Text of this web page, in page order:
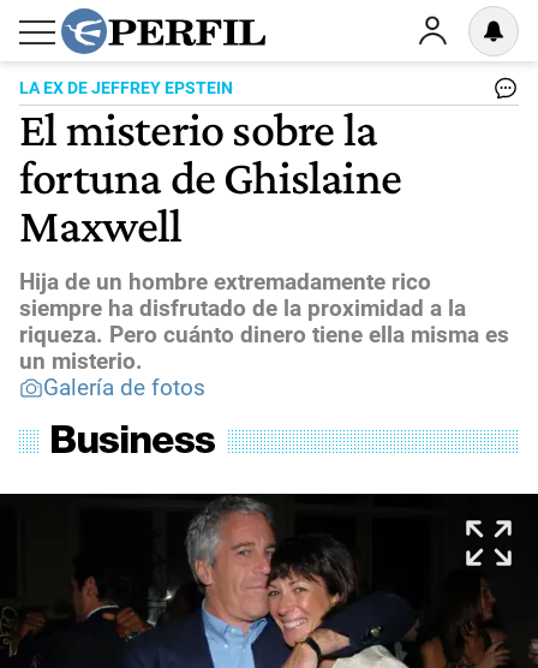
LA EX DE JEFFREY EPSTEIN
El misterio sobre la
fortuna de Ghislaine
Maxwell
Hija de un hombre extremadamente rico
siempre ha disfrutado de la proximidad a la
riqueza. Pero cuánto dinero tiene ella misma es
un misterio.
Galería de fotos